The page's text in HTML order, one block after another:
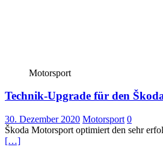
Motorsport
Technik-Upgrade für den
30. Dezember 2020 Motorsport 0
Škoda Motorsport optimiert den sehr
[…]